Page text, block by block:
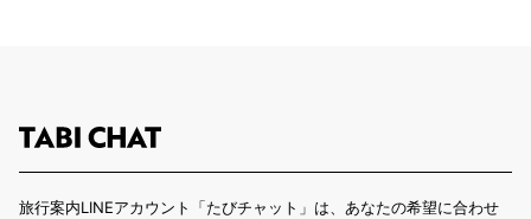
旅行案内LINEアカウント「たびチャット」は、あなたの希望に合わせ